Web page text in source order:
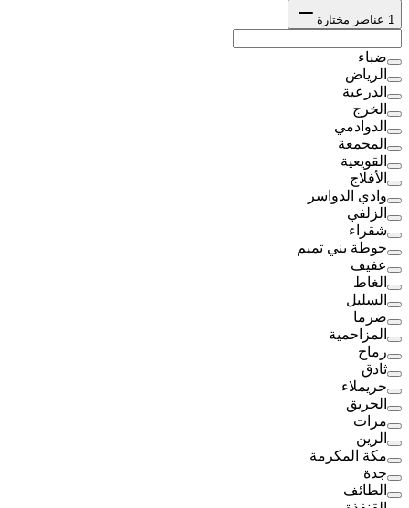
1 عناصر مختارة
ضباء
الرياض
الدرعية
الخرج
الدوادمي
المجمعة
القويعية
الأفلاج
وادي الدواسر
الزلفي
شقراء
حوطة بني تميم
عفيف
الغاط
السليل
ضرما
المزاحمية
رماح
ثادق
حريملاء
الحريق
مرات
الرين
مكة المكرمة
جدة
الطائف